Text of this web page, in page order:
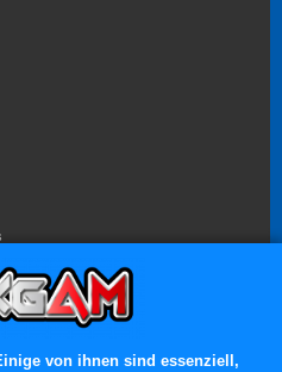
online von ihnen sind essenziell,